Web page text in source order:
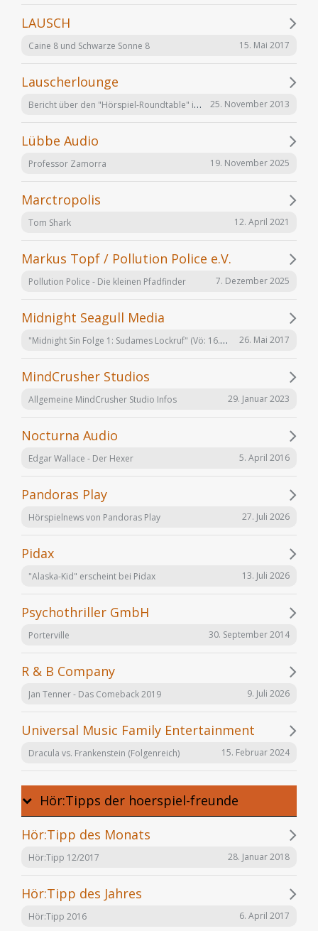
LAUSCH
Caine 8 und Schwarze Sonne 8 15. Mai 2017
Lauscherlounge
Bericht über den "Hörspiel-Roundtable" im Lauschermagazin 25. November 2013
Lübbe Audio
Professor Zamorra 19. November 2025
Marctropolis
Tom Shark 12. April 2021
Markus Topf / Pollution Police e.V.
Pollution Police - Die kleinen Pfadfinder 7. Dezember 2025
Midnight Seagull Media
"Midnight Sin Folge 1: Sudames Lockruf" (Vö: 16.06.2017) 26. Mai 2017
MindCrusher Studios
Allgemeine MindCrusher Studio Infos 29. Januar 2023
Nocturna Audio
Edgar Wallace - Der Hexer 5. April 2016
Pandoras Play
Hörspielnews von Pandoras Play 27. Juli 2026
Pidax
"Alaska-Kid" erscheint bei Pidax 13. Juli 2026
Psychothriller GmbH
Porterville 30. September 2014
R & B Company
Jan Tenner - Das Comeback 2019 9. Juli 2026
Universal Music Family Entertainment
Dracula vs. Frankenstein (Folgenreich) 15. Februar 2024
Hör:Tipps der hoerspiel-freunde
Hör:Tipp des Monats
Hör:Tipp 12/2017 28. Januar 2018
Hör:Tipp des Jahres
Hör:Tipp 2016 6. April 2017